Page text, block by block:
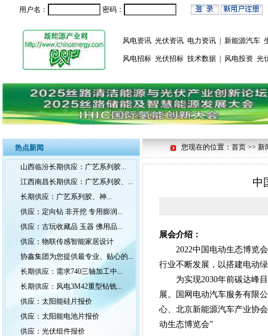
用户名： 密码：
风电资讯 光伏资讯 电力资讯 新能源汽车
风电招标 光伏招标 技术数据 风电投资 光
热点新闻
山西临汾长期供应：广艺系列胶...
江西南昌长期供应：广艺系列胶、...
长期供应：广艺系列胶、神...
供应：定向钻 非开挖 专用膨润...
供应：古玩收藏品 玉器 佛用品...
供应：物联传感智能家居设计
协鑫集团为您提供最专业、贴心的...
长期供应：需求740三轴加工中...
长期供应：风电3M42重型钻铣...
供应：太阳能硅片报价
供应：太阳能电池片报价
供应：光伏组件报价
您现在的位置：首页 >> 新
中
展会介绍：
2022中国电动生态博览
行业不断发展，以搭建电动
为实现2030年前碳达峰
展。国网电动汽车服务有限
心、 北京新能源汽车产业协
动生态博览会”